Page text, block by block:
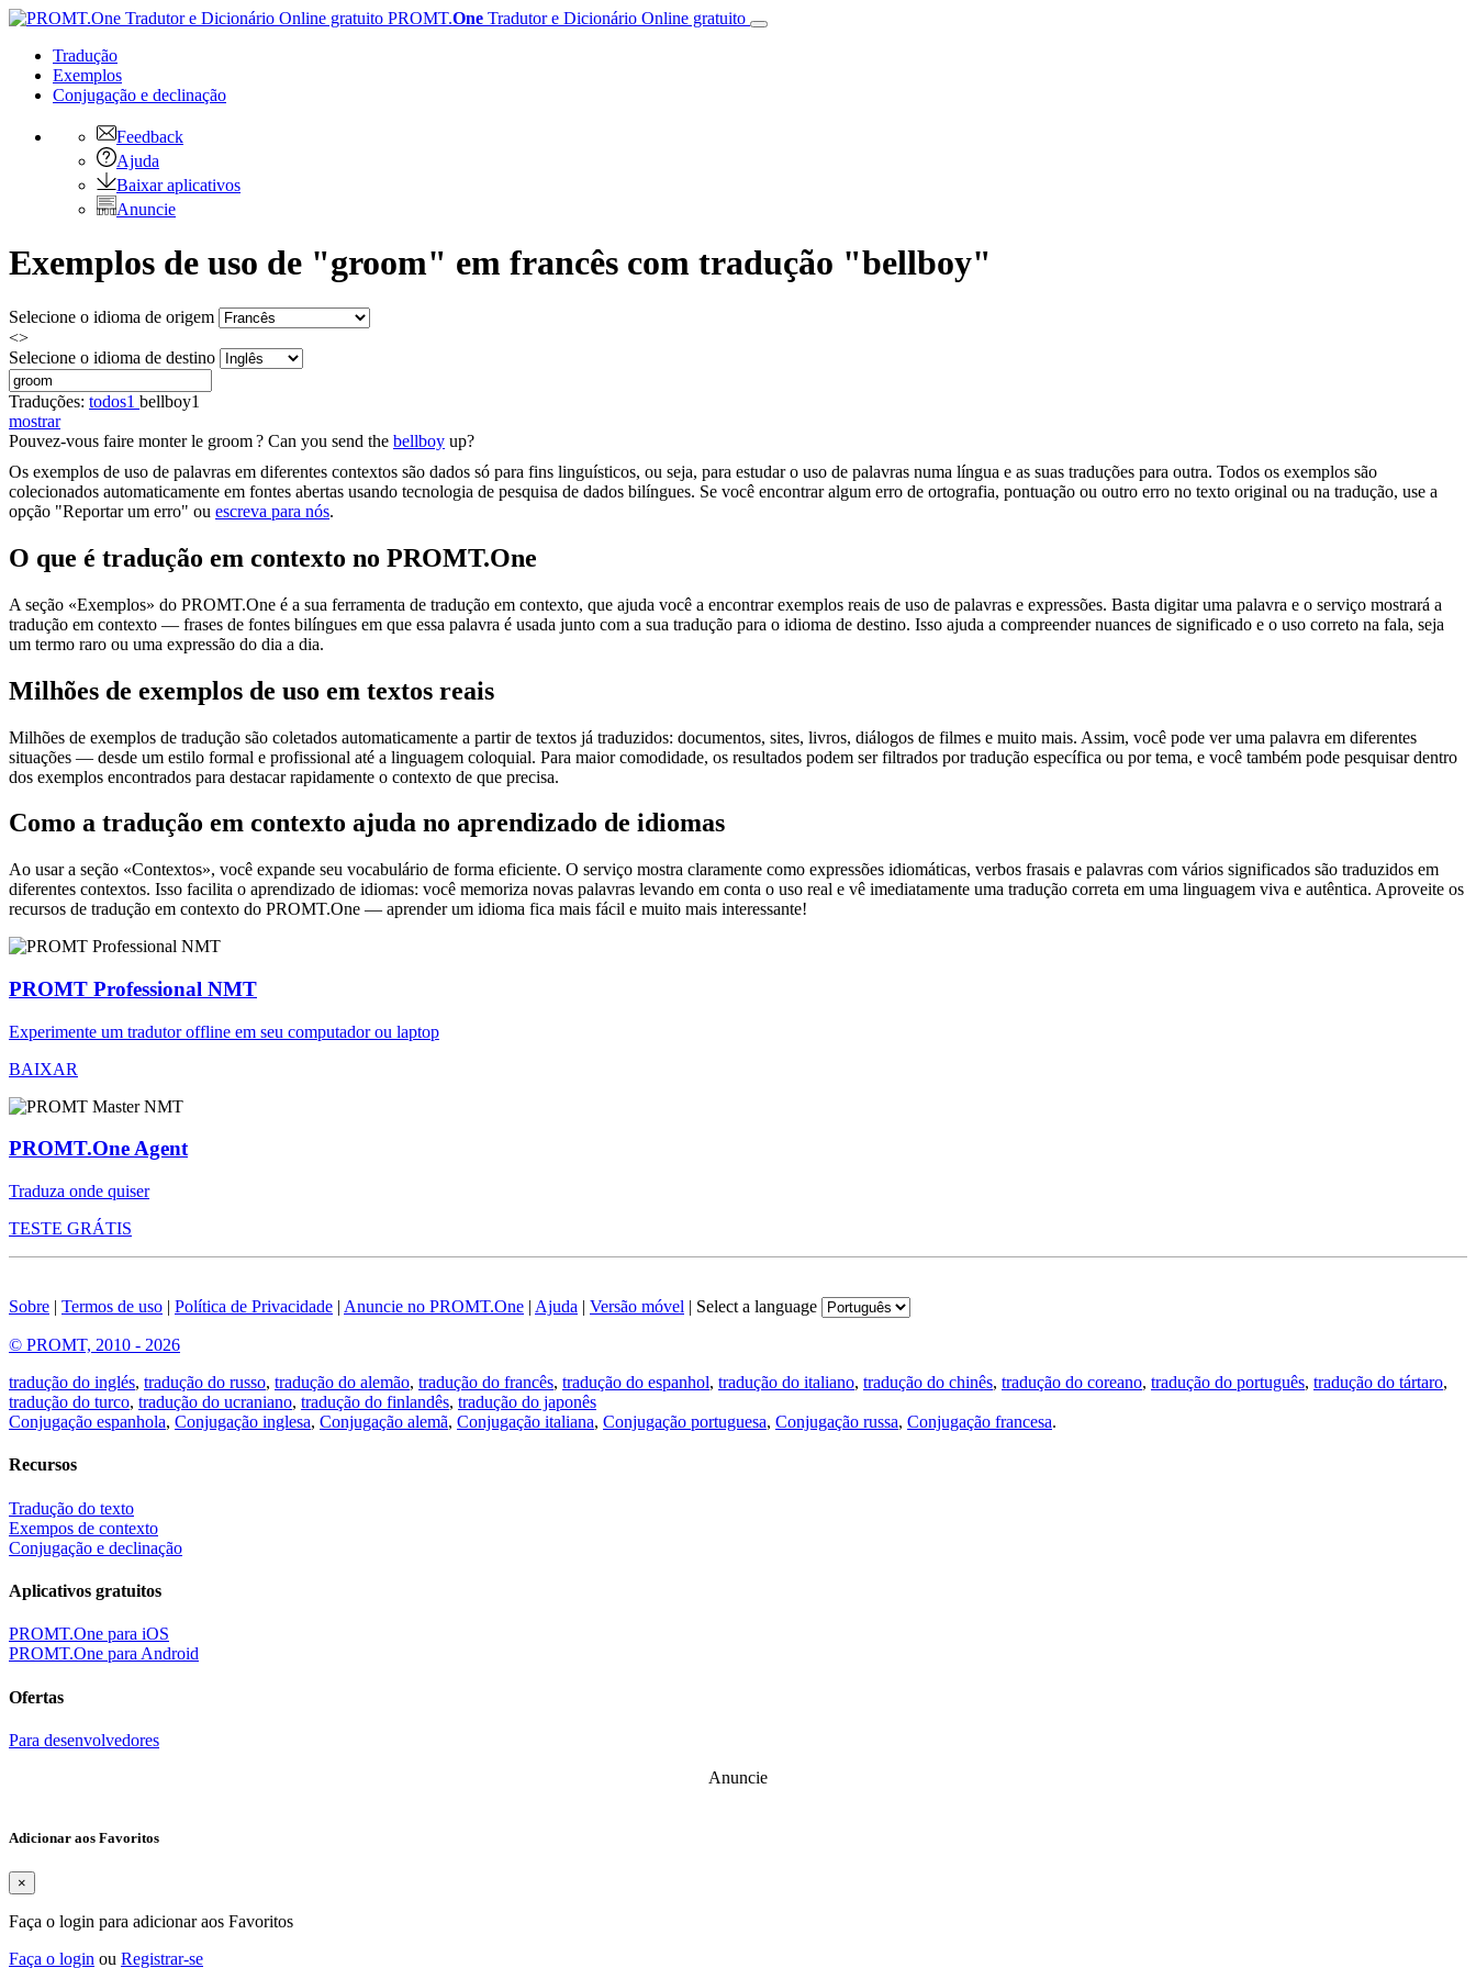
PROMT.One Tradutor e Dicionário Online gratuito
Tradução
Exemplos
Conjugação e declinação
Feedback
Ajuda
Baixar aplicativos
Anuncie
Exemplos de uso de "groom" em francês com tradução "bellboy"
Selecione o idioma de origem
<>
Selecione o idioma de destino
Traduções: todos1 bellboy1
mostrar
Pouvez-vous faire monter le groom? Can you send the bellboy up?
Os exemplos de uso de palavras em diferentes contextos são dados só para fins linguísticos, ou seja, para estudar o uso de palavras numa língua e as suas traduções para outra. Todos os exemplos são
colecionados automaticamente em fontes abertas usando tecnologia de pesquisa de dados bilíngues. Se você encontrar algum erro de ortografia, pontuação ou outro erro no texto original ou na tradução, use a
opção "Reportar um erro" ou escreva para nós.
O que é tradução em contexto no PROMT.One
A seção «Exemplos» do PROMT.One é a sua ferramenta de tradução em contexto, que ajuda você a encontrar exemplos reais de uso de palavras e expressões. Basta digitar uma palavra e o serviço mostrará a
tradução em contexto — frases de fontes bilíngues em que essa palavra é usada junto com a sua tradução para o idioma de destino. Isso ajuda a compreender nuances de significado e o uso correto na fala, seja
um termo raro ou uma expressão do dia a dia.
Milhões de exemplos de uso em textos reais
Milhões de exemplos de tradução são coletados automaticamente a partir de textos já traduzidos: documentos, sites, livros, diálogos de filmes e muito mais. Assim, você pode ver uma palavra em diferentes
situações — desde um estilo formal e profissional até a linguagem coloquial. Para maior comodidade, os resultados podem ser filtrados por tradução específica ou por tema, e você também pode pesquisar dentro
dos exemplos encontrados para destacar rapidamente o contexto de que precisa.
Como a tradução em contexto ajuda no aprendizado de idiomas
Ao usar a seção «Contextos», você expande seu vocabulário de forma eficiente. O serviço mostra claramente como expressões idiomáticas, verbos frasais e palavras com vários significados são traduzidos em
diferentes contextos. Isso facilita o aprendizado de idiomas: você memoriza novas palavras levando em conta o uso real e vê imediatamente uma tradução correta em uma linguagem viva e autêntica. Aproveite os
recursos de tradução em contexto do PROMT.One — aprender um idioma fica mais fácil e muito mais interessante!
PROMT Professional NMT
Experimente um tradutor offline em seu computador ou laptop
BAIXAR
PROMT.One Agent
Traduza onde quiser
TESTE GRÁTIS
Sobre | Termos de uso | Política de Privacidade | Anuncie no PROMT.One | Ajuda | Versão móvel | Select a language
© PROMT, 2010 - 2026
tradução do inglés, tradução do russo, tradução do alemão, tradução do francês, tradução do espanhol, tradução do italiano, tradução do chinês, tradução do coreano, tradução do português, tradução do tártaro,
tradução do turco, tradução do ucraniano, tradução do finlandês, tradução do japonês
Conjugação espanhola, Conjugação inglesa, Conjugação alemã, Conjugação italiana, Conjugação portuguesa, Conjugação russa, Conjugação francesa.
Recursos
Tradução do texto
Exempos de contexto
Conjugação e declinação
Aplicativos gratuitos
PROMT.One para iOS
PROMT.One para Android
Ofertas
Para desenvolvedores
Anuncie
Adicionar aos Favoritos
×
Faça o login para adicionar aos Favoritos
Faça o login ou Registrar-se